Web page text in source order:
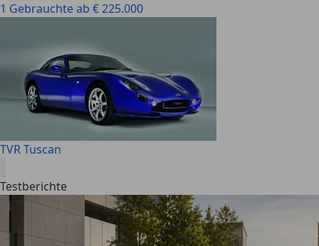
1 Gebrauchte ab € 225.000
TVR Tuscan
Testberichte